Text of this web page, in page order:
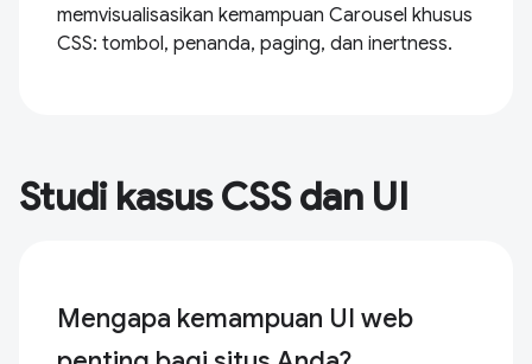
memvisualisasikan kemampuan Carousel khusus
CSS: tombol, penanda, paging, dan inertness.
Studi kasus CSS dan UI
Mengapa kemampuan UI web